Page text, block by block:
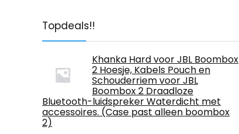
Topdeals!!
Khanka Hard voor JBL Boombox
2 Hoesje, Kabels Pouch en
Schouderriem voor JBL
Boombox 2 Draadloze
Bluetooth-luidspreker Waterdicht met
accessoires. (Case past alleen boombox
2)